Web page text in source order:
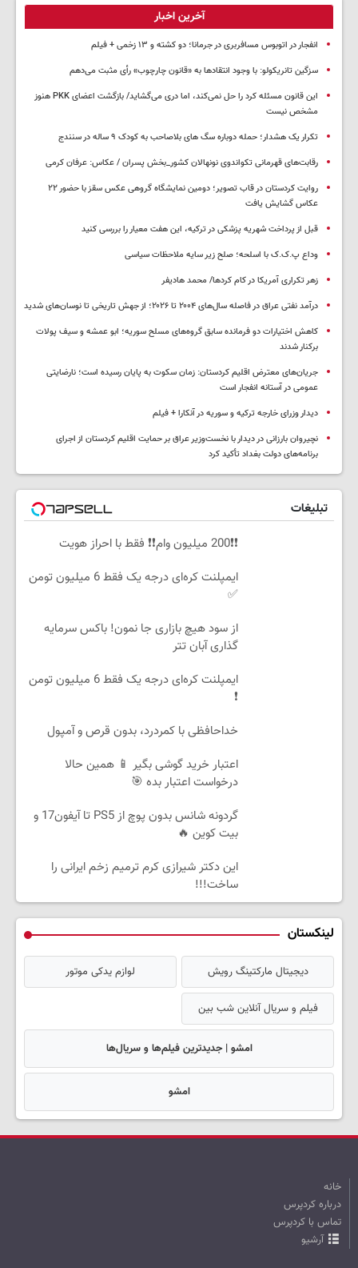
آخرین اخبار
انفجار در اتوبوس مسافربری در جرمانا؛ دو کشته و ۱۳ زخمی + فیلم
سزگین تانریکولو: با وجود انتقادها به «قانون چارچوب» رأی مثبت می‌دهم
این قانون مسئله کرد را حل نمی‌کند، اما دری می‌گشاید/ بازگشت اعضای PKK هنوز
مشخص نیست
تکرار یک هشدار؛ حمله دوباره سگ های بلاصاحب به کودک ۹ ساله در سنندج
رقابت‌های قهرمانی تکواندوی نونهالان کشور_بخش پسران / عکاس: عرفان کرمی
روایت کردستان در قاب تصویر؛ دومین نمایشگاه گروهی عکس سقز با حضور ۲۲
عکاس گشایش یافت
قبل از پرداخت شهریه پزشکی در ترکیه، این هفت معیار را بررسی کنید
وداع پ.ک.ک با اسلحه؛ صلح زیر سایه ملاحظات سیاسی
زهر تکراری آمریکا در کام کردها/ محمد هادیفر
درآمد نفتی عراق در فاصله سال‌های ۲۰۰۴ تا ۲۰۲۶؛ از جهش تاریخی تا نوسان‌های شدید
کاهش اختیارات دو فرمانده سابق گروه‌های مسلح سوریه؛ ابو عمشه و سیف پولات
برکنار شدند
جریان‌های معترض اقلیم کردستان: زمان سکوت به پایان رسیده است؛ نارضایتی
عمومی در آستانه انفجار است
دیدار وزرای خارجه ترکیه و سوریه در آنکارا + فیلم
نچیروان بارزانی در دیدار با نخست‌وزیر عراق بر حمایت اقلیم کردستان از اجرای
برنامه‌های دولت بغداد تأکید کرد
تبلیغات
❗❗200 میلیون وام❗❗ فقط با احراز هویت
ایمپلنت کره‌ای درجه یک فقط 6 میلیون تومن
✅
از سود هیچ بازاری جا نمون! باکس سرمایه
گذاری آبان تتر
ایمپلنت کره‌ای درجه یک فقط 6 میلیون تومن
❗
خداحافظی با کمردرد، بدون قرص و آمپول
اعتبار خرید گوشی بگیر 📱 همین حالا
درخواست اعتبار بده 🎯
گردونه شانس بدون پوچ از PS5 تا آیفون17 و
بیت کوین 🔥
این دکتر شیرازی کرم ترمیم زخم ایرانی را
ساخت!!!
لینکستان
دیجیتال مارکتینگ رویش لوازم یدکی موتور
فیلم و سریال آنلاین شب بین
امشو | جدیدترین فیلم‌ها و سریال‌ها
امشو
خانه
درباره کردپرس
تماس با کردپرس
آرشیو